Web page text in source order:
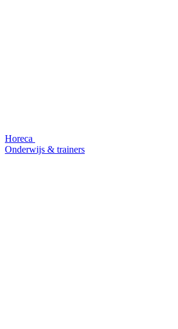
Horeca
Onderwijs & trainers